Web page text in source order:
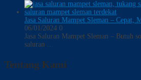
Jasa Saluran Mampet Sleman – Cepat,
06/01/2024 0
Jasa Saluran Mampet Sleman – Butuh
saluran …
Tentang Kami